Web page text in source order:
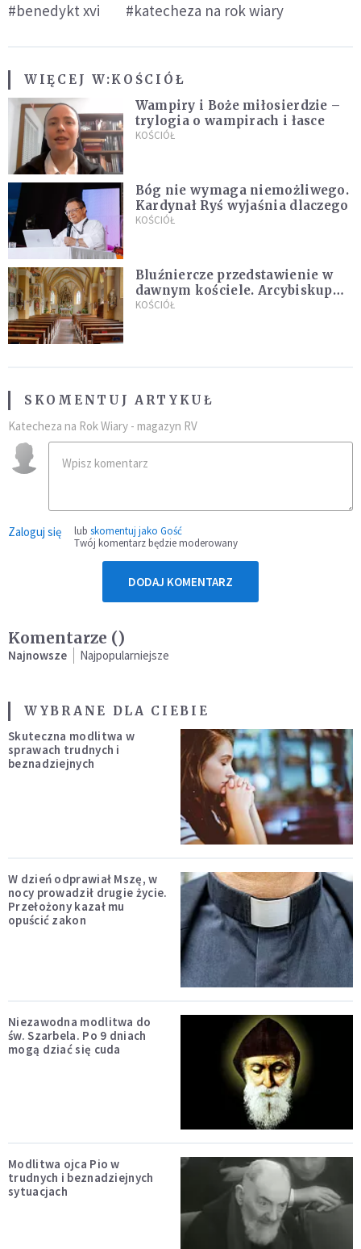
#benedykt xvi #katecheza na rok wiary
WIĘCEJ W:KOŚCIÓŁ
Wampiry i Boże miłosierdzie –
trylogia o wampirach i łasce
KOŚCIÓŁ
Bóg nie wymaga niemożliwego.
Kardynał Ryś wyjaśnia dlaczego
KOŚCIÓŁ
Bluźniercze przedstawienie w
dawnym kościele. Arcybiskup
stanowczo reaguje
KOŚCIÓŁ
SKOMENTUJ ARTYKUŁ
Katecheza na Rok Wiary - magazyn RV
Zaloguj się lub skomentuj jako Gość
Twój komentarz będzie moderowany
DODAJ KOMENTARZ
Komentarze ()
Najnowsze Najpopularniejsze
WYBRANE DLA CIEBIE
Skuteczna modlitwa w
sprawach trudnych i
beznadziejnych
W dzień odprawiał Mszę, w
nocy prowadził drugie życie.
Przełożony kazał mu
opuścić zakon
Niezawodna modlitwa do
św. Szarbela. Po 9 dniach
mogą dziać się cuda
Modlitwa ojca Pio w
trudnych i beznadziejnych
sytuacjach